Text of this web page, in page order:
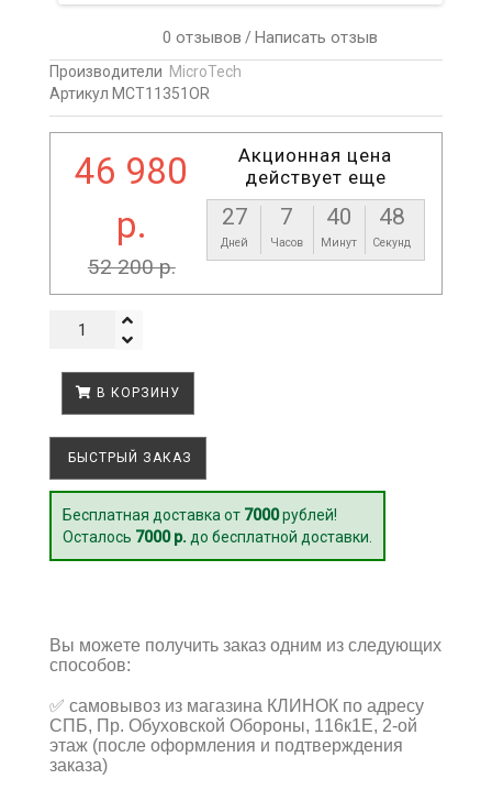
0 отзывов /Написать отзыв
Производители MicroTech
Артикул MCT11351OR
46 980
р.
52 200 р.
Акционная цена
действует еще
27
Дней
7
Часов
40
Минут
48
Секунд
В КОРЗИНУ
БЫСТРЫЙ ЗАКАЗ
Бесплатная доставка от 7000рублей!
Осталось 7000 р. до бесплатной доставки.
Вы можете получить заказ одним из следующих
способов:
✅ самовывоз из магазина КЛИНОК по адресу
СПБ, Пр. Обуховской Обороны, 116к1Е, 2-ой
этаж (после оформления и подтверждения
заказа)